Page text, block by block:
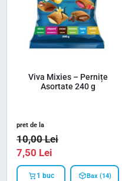
Viva Mixies – Pernițe
Asortate 240 g
pret de la
10,00Lei
7,50 Lei
1 buc Bax (14)